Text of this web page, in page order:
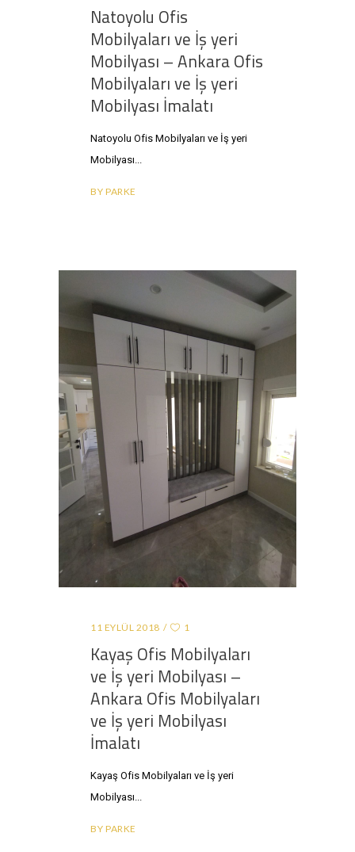
Natoyolu Ofis
Mobilyaları ve İş yeri
Mobilyası – Ankara Ofis
Mobilyaları ve İş yeri
Mobilyası İmalatı
Natoyolu Ofis Mobilyaları ve İş yeri
Mobilyası
BY PARKE
11 EYLÜL 2018 1
Kayaş Ofis Mobilyaları
ve İş yeri Mobilyası –
Ankara Ofis Mobilyaları
ve İş yeri Mobilyası
İmalatı
Kayaş Ofis Mobilyaları ve İş yeri
Mobilyası
BY PARKE